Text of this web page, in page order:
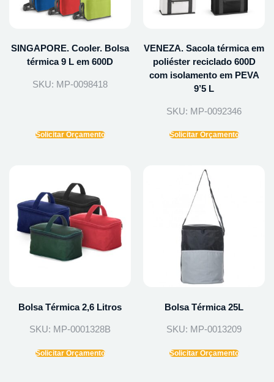
SINGAPORE. Cooler. Bolsa
térmica 9 L em 600D
SKU: MP-0098418
Solicitar Orçamento
VENEZA. Sacola térmica em
poliéster reciclado 600D
com isolamento em PEVA
9’5 L
SKU: MP-0092346
Solicitar Orçamento
Bolsa Térmica 2,6 Litros
SKU: MP-0001328B
Solicitar Orçamento
Bolsa Térmica 25L
SKU: MP-0013209
Solicitar Orçamento